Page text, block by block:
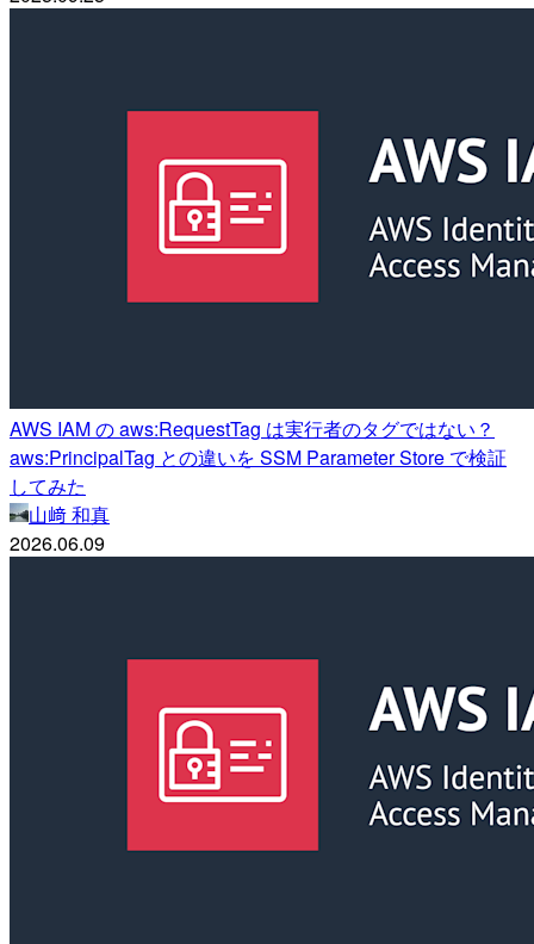
AWS IAM の aws:RequestTag は実行者のタグではない？
aws:PrincipalTag との違いを SSM Parameter Store で検証
してみた
山﨑 和真
2026.06.09